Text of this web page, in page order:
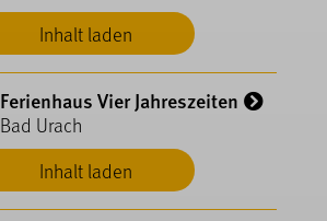
Inhalt laden
Inhalt laden
Ferienhaus Vier Jahreszeiten
Bad Urach